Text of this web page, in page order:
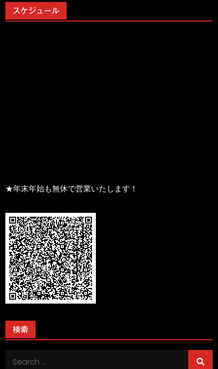
スケジュール
★年末年始も無休で営業いたします！
検索